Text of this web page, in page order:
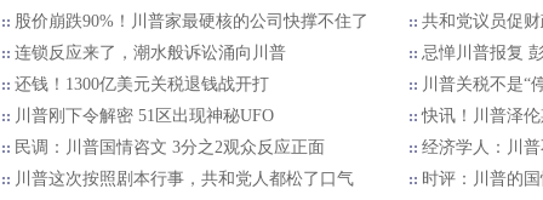
股价崩跌90%！川普家最硬核的公司快撑不住了
共和党议员促
连锁反应来了，潮水般诉讼涌向川普
忌惮川普报复
还钱！1300亿美元关税退钱战开打
川普关税不是“
川普刚下令解密 51区出现神秘UFO
快讯！川普泽
民调：川普国情咨文 3分之2观众反应正面
经济学人：川
川普这次按照剧本行事，共和党人都松了口气
时评：川普的